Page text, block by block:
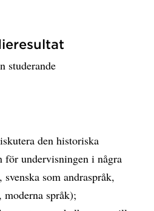
studerande
den historiska
för undervisningen i några
svenska som andraspråk,
moderna språk);